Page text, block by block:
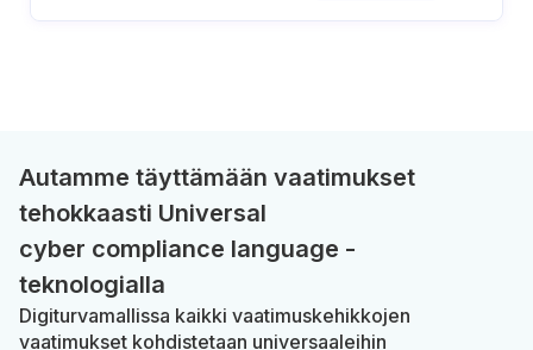
Autamme täyttämään vaatimukset
tehokkaasti Universal
cyber compliance language -
teknologialla
Digiturvamallissa kaikki vaatimuskehikkojen
vaatimukset kohdistetaan universaaleihin